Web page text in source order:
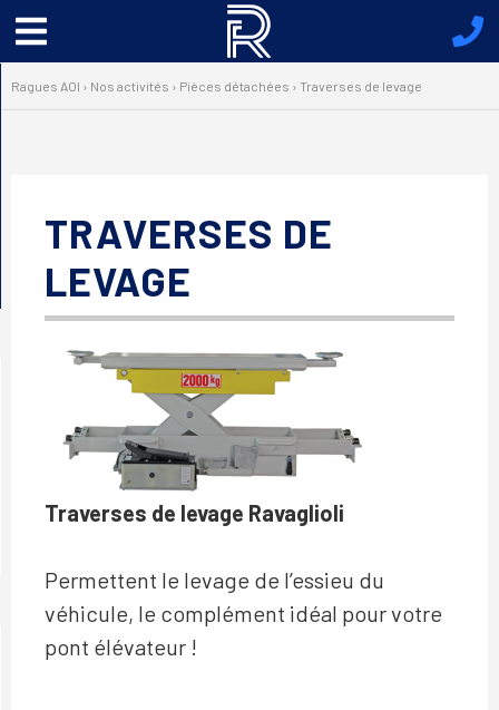
Menu
principal
Ragues AOI › Nos activités › Pièces détachées › Traverses de levage
TRAVERSES DE
LEVAGE
Traverses de levage Ravaglioli
Permettent le levage de l’essieu du
véhicule, le complément idéal pour votre
pont élévateur !